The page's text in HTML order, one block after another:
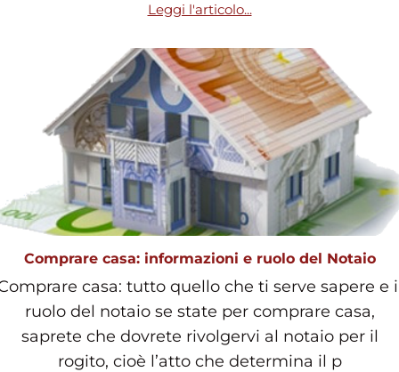
Leggi l'articolo...
Comprare casa: informazioni e ruolo del Notaio
casa: tutto quello che ti serve sapere e
ruolo del notaio se state per comprare casa,
saprete che dovrete rivolgervi al notaio per il
rogito, cioè l’atto che determina il p